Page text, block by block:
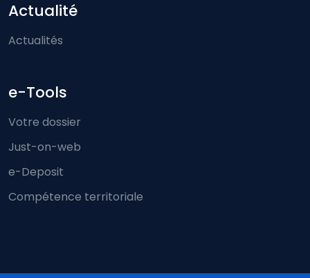
Actualité
Actualités
e-Tools
Votre dossier
Just-on-web
e-Deposit
Compétence territoriale